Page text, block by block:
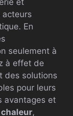
acteurs
En
seulement à
à effet de
des solutions
pour leurs
avantages et
,